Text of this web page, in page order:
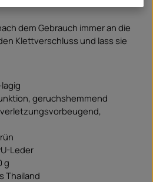
dem Gebrauch immer an die
Klettverschluss und lass sie
geruchshemmend
Leder
g
Thailand